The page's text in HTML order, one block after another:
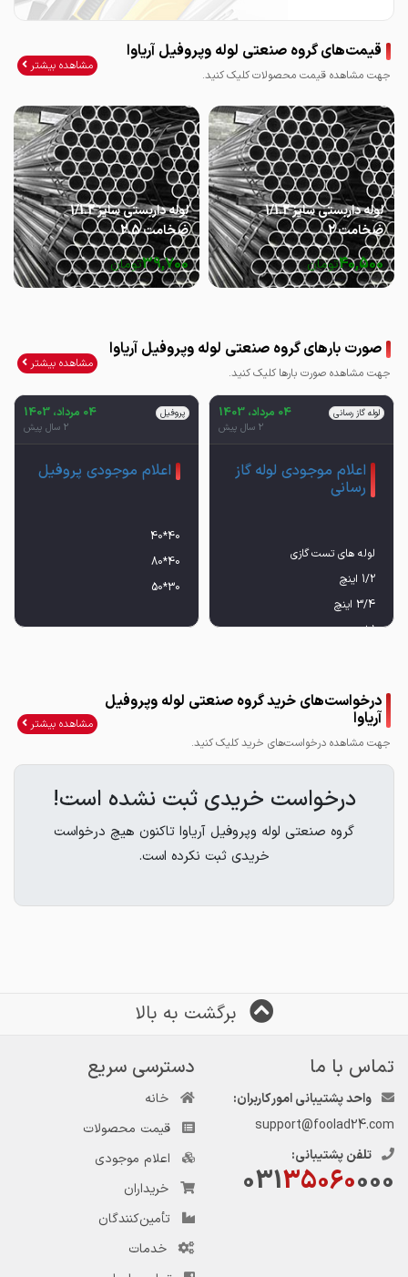
قیمت‌های گروه صنعتی لوله وپروفیل آریاوا
جهت مشاهده قیمت محصولات کلیک کنید.
مشاهده بیشتر
لوله داربستی سایز 1/1.2
ضخامت 2
40,500تومان
لوله داربستی سایز 1/1.2
ضخامت 2.5
39,700تومان
صورت بارهای گروه صنعتی لوله وپروفیل آریاوا
جهت مشاهده صورت بارها کلیک کنید.
مشاهده بیشتر
لوله گاز رسانی 04 مرداد، 1403
2 سال پیش
اعلام موجودی لوله گاز
رسانی
از ضخامتهای 2 به بالا
پروفیل 04 مرداد، 1403
2 سال پیش
اعلام موجودی پروفیل
30*50
درخواست‌های خرید گروه صنعتی لوله وپروفیل
آریاوا
جهت مشاهده درخواست‌های خرید کلیک کنید.
مشاهده بیشتر
درخواست خریدی ثبت نشده است!
گروه صنعتی لوله وپروفیل آریاوا تاکنون هیچ درخواست
خریدی ثبت نکرده است.
برگشت به بالا
تماس با ما
واحد پشتیبانی امور کاربران:
support@foolad24.com
تلفن پشتیبانی:
03135060000
دسترسی سریع
خانه
قیمت محصولات
اعلام موجودی
خریداران
تأمین‌کنندگان
خدمات